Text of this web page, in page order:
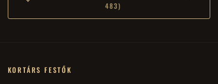
483)
KORTÁRS FESTŐK